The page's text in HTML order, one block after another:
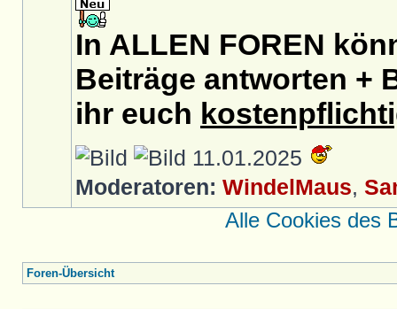
In ALLEN FOREN
Beiträge antworten +
ihr euch
11.01.2025
Moderatoren: WindelMaus,
Alle Cookies des
Foren-Übersicht